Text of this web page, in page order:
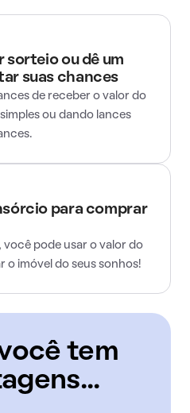
sorteio ou dê um
suas chances
de receber o valor do
ou dando lances
para comprar
pode usar o valor do
imóvel do seus sonhos!
tem